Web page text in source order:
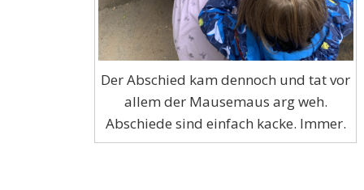
Der Abschied kam dennoch und tat vor
allem der Mausemaus arg weh.
Abschiede sind einfach kacke. Immer.